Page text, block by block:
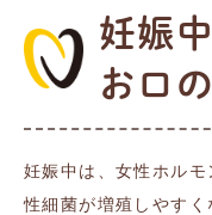
妊娠
お口
妊娠中は、女性ホル
性細菌が増殖しやす